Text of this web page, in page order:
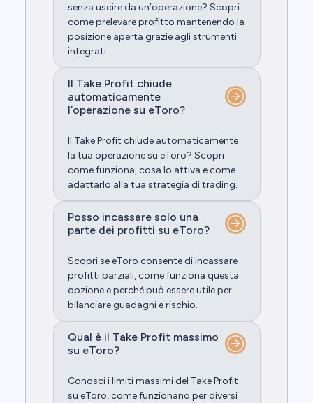
senza uscire da un’operazione? Scopri
come prelevare profitto mantenendo la
posizione aperta grazie agli strumenti
integrati.
Il Take Profit chiude
automaticamente
l’operazione su eToro?
Il Take Profit chiude automaticamente
la tua operazione su eToro? Scopri
come funziona, cosa lo attiva e come
adattarlo alla tua strategia di trading.
Posso incassare solo una
parte dei profitti su eToro?
Scopri se eToro consente di incassare
profitti parziali, come funziona questa
opzione e perché può essere utile per
bilanciare guadagni e rischio.
Qual è il Take Profit massimo
su eToro?
Conosci i limiti massimi del Take Profit
su eToro, come funzionano per diversi